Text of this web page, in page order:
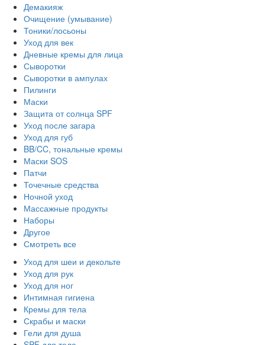
Демакияж
Очищение (умывание)
Тоники/лосьоны
Уход для век
Дневные кремы для лица
Сыворотки
Сыворотки в ампулах
Пилинги
Маски
Защита от солнца SPF
Уход после загара
Уход для губ
BB/CC, тональные кремы
Маски SOS
Патчи
Точечные средства
Ночной уход
Массажные продукты
Наборы
Другое
Смотреть все
Уход для шеи и декольте
Уход для рук
Уход для ног
Интимная гигиена
Кремы для тела
Скрабы и маски
Гели для душа